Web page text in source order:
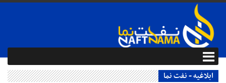
ابلاغیه - نفت نما